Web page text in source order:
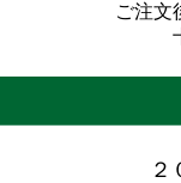
ご注文
２